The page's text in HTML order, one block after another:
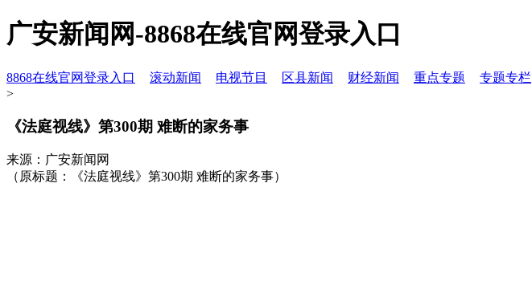
广安新闻网-8868在线官网登录入口
8868在线官网登录入口 滚动新闻 电视节目 区县新闻 财经新闻 重点专题 专题专栏
>
《法庭视线》第300期 难断的家务事
来源：广安新闻网
（原标题：《法庭视线》第300期 难断的家务事）